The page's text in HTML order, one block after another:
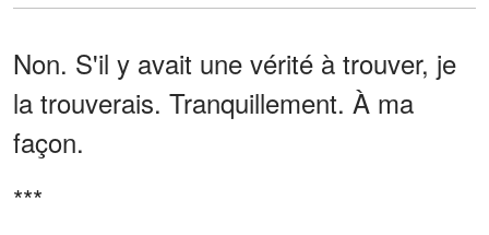
Non. S'il y avait une vérité à trouver, je
la trouverais. Tranquillement. À ma
façon.
***